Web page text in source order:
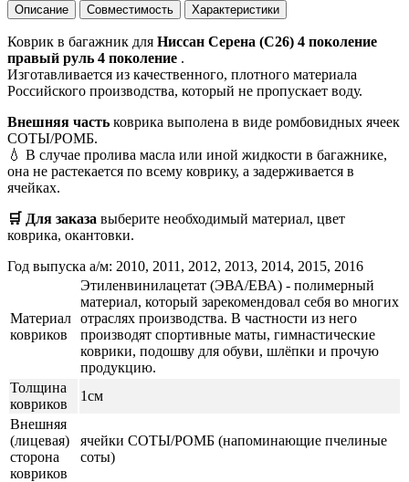
Описание Совместимость Характеристики
Коврик в багажник для Ниссан Серена (C26) 4 поколение
правый руль 4 поколение .
Изготавливается из качественного, плотного материала
Российского производства, который не пропускает воду.
Внешняя часть коврика выполена в виде ромбовидных ячеек
СОТЫ/РОМБ.
💧 В случае пролива масла или иной жидкости в багажнике,
она не растекается по всему коврику, а задерживается в
ячейках.
🛒 Для заказа выберите необходимый материал, цвет
коврика, окантовки.
Год выпуска а/м: 2010, 2011, 2012, 2013, 2014, 2015, 2016
Материал
ковриков
Этиленвинилацетат (ЭВА/ЕВА) - полимерный
материал, который зарекомендовал себя во многих
отраслях производства. В частности из него
производят спортивные маты, гимнастические
коврики, подошву для обуви, шлёпки и прочую
продукцию.
Толщина
ковриков
1см
Внешняя
(лицевая)
сторона
ковриков
ячейки СОТЫ/РОМБ (напоминающие пчелиные
соты)